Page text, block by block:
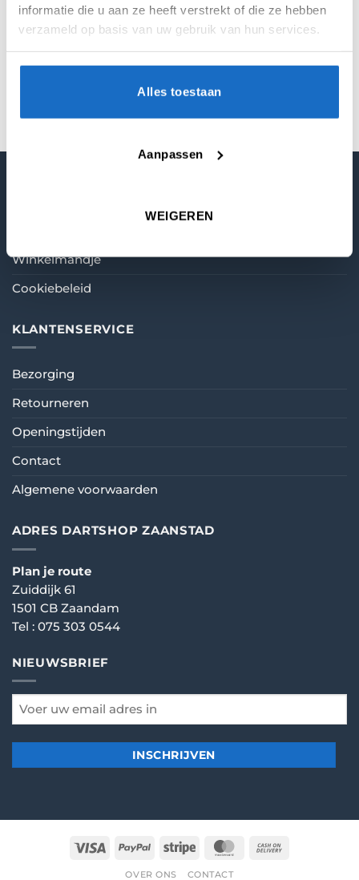
informatie die u aan ze heeft verstrekt of die ze hebben
verzameld op basis van uw gebruik van hun services.
Alles toestaan
Aanpassen
WEIGEREN
MICRON
Winkelmandje
Cookiebeleid
KLANTENSERVICE
Bezorging
Retourneren
Openingstijden
Contact
Algemene voorwaarden
ADRES DARTSHOP ZAANSTAD
Plan je route
Zuiddijk 61
1501 CB Zaandam
Tel : 075 303 0544
NIEUWSBRIEF
email
*
Visa PayPal Stripe MasterCard
OVER ONS CONTACT